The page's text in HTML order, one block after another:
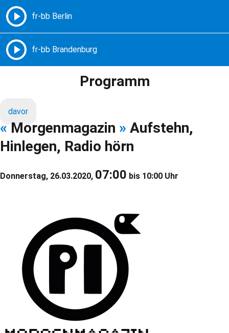
Freie Radios – Berlin Brandenburg
Programm
davor
« Morgenmagazin » Aufstehn,
Hinlegen, Radio hörn
Donnerstag, 26.03.2020, 07:00 bis 10:00 Uhr